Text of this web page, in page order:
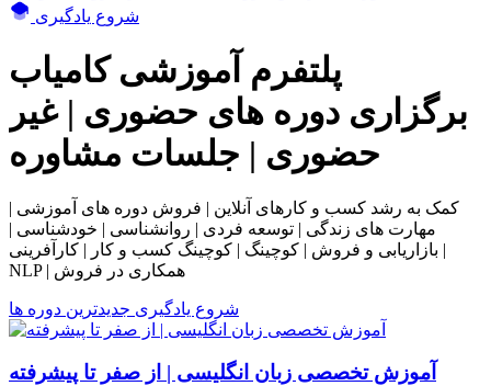
شروع یادگیری
پلتفرم آموزشی کامیاب
برگزاری دوره های حضوری | غیر
حضوری | جلسات مشاوره
کمک به رشد کسب و کارهای آنلاین | فروش دوره های آموزشی |
مهارت های زندگی | توسعه فردی | روانشناسی | خودشناسی |
بازاریابی و فروش | کوچینگ | کوچینگ کسب و کار | کارآفرینی |
NLP | همکاری در فروش
شروع یادگیری جدیدترین دوره ها
آموزش تخصصی زبان انگلیسی | از صفر تا پیشرفته